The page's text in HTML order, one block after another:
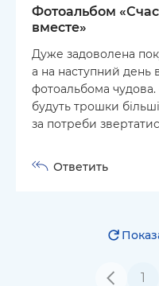
Фотоальбом
вместе»
Дуже задоволена
а на наступний день
фотоальбома
будуть трошки
за потреби
Ответить
1